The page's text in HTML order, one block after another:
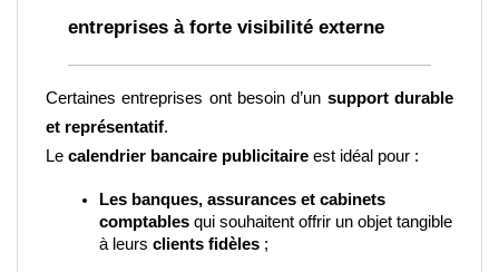
entreprises à forte visibilité externe
Certaines entreprises ont besoin d’un support durable
et représentatif.
Le calendrier bancaire publicitaire est idéal pour :
Les banques, assurances et cabinets
comptables qui souhaitent offrir un objet tangible
à leurs clients fidèles ;